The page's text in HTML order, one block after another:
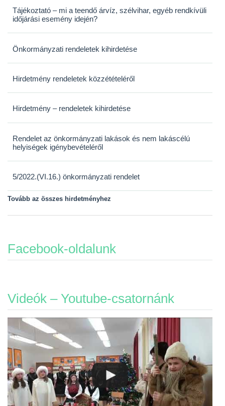
Tájékoztató – mi a teendő árvíz, szélvihar, egyéb rendkívüli
időjárási esemény idején?
Önkormányzati rendeletek kihirdetése
Hirdetmény rendeletek közzétételéről
Hirdetmény – rendeletek kihirdetése
Rendelet az önkormányzati lakások és nem lakáscélú
helyiségek igénybevételéről
5/2022.(VI.16.) önkormányzati rendelet
Tovább az összes hirdetményhez
Facebook-oldalunk
Videók – Youtube-csatornánk